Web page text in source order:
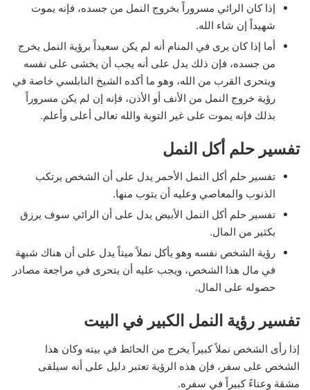
إذا كان الرائي مسروراً بخروج النمل من جسده، فإنه يموت
شهيداً إن شاء الله.
أما إذا كان يرى في المنام أنه لم يكن سعيداً برؤية النمل يخرج
من جسده، فإن ذلك يدل على أنه يجب أن يخشى على نفسه
ويتحرى القرب من الله، وهو ما أكده الشيخ النابلسي خاصة في
رؤية خروج النمل من الأنف أو الأذن، فإنه إن لم يكن مسروراً
بذلك فإنه يموت على غير التوبة والله تعالى أعلى وأعلم.
تفسير حلم أكل النمل
تفسير حلم أكل النمل الأحمر يدل على أن الشخص يرتكب
الذنوب والمعاصي وعليه أن يتوب منها.
تفسير حلم أكل النمل الأبيض يدل على أن الرائي سوف يرزق
بكثير من المال.
رؤية الشخص نفسه وهو يأكل نملاً ميتاً يدل على أن هناك شبهة
في مال هذا الشخص، ويجب عليه أن يتحرى في مراجعة مصادر
حصوله على المال.
تفسير رؤية النمل الكبير في البيت
إذا رأى الشخص نملاً كبيراً يخرج من الحائط في بيته وكان هذا
الشخص على سفر، فإن هذه الرؤية تعتبر دليل على أنه سيلقى
مشقة وعناءً كبيراً في سفره.